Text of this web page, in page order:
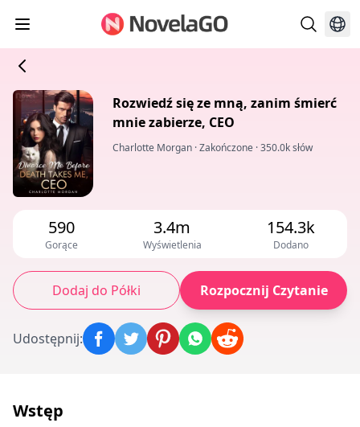
Rozwiedź się ze mną, zanim śmierć
mnie zabierze, CEO
Charlotte Morgan ·Zakończone ·350.0k słów
590
Gorące
3.4m
Wyświetlenia
154.3k
Dodano
Dodaj do Półki Rozpocznij Czytanie
Udostępnij:
Wstęp